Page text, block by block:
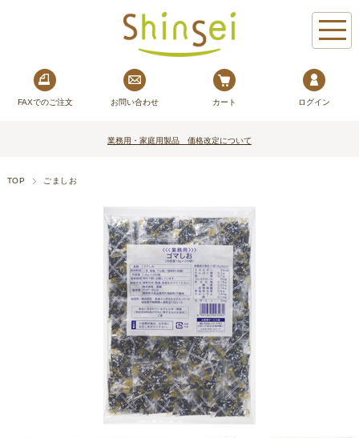
FAXでのご注文 お問い合わせ カート ログイン
業務用・家庭用製品 価格改定について
TOP ごましお